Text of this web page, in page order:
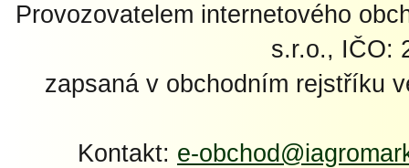
Provozovatelem internetového
s.r.o., IČO:
zapsaná v obchodním rejstříku
Kontakt: e-